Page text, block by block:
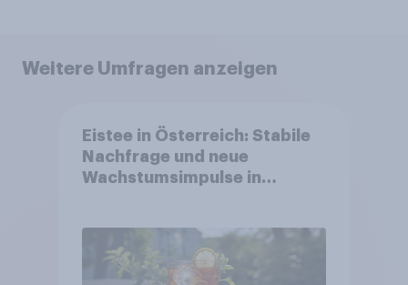
Weitere Umfragen anzeigen
Eistee in Österreich: Stabile
Nachfrage und neue
Wachstumsimpulse in